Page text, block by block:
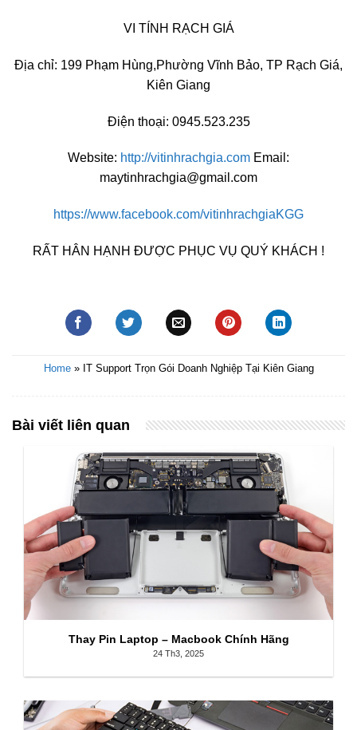
VI TÍNH RẠCH GIÁ
Địa chỉ: 199 Phạm Hùng,Phường Vĩnh Bảo, TP Rạch Giá,
Kiên Giang
Điện thoại: 0945.523.235
Website: http://vitinhrachgia.com Email:
maytinhrachgia@gmail.com
https://www.facebook.com/vitinhrachgiaKGG
RẤT HÂN HẠNH ĐƯỢC PHỤC VỤ QUÝ KHÁCH !
Home» IT Support Trọn Gói Doanh Nghiệp Tại Kiên Giang
Bài viết liên quan
Thay Pin Laptop – Macbook Chính Hãng
24 Th3, 2025